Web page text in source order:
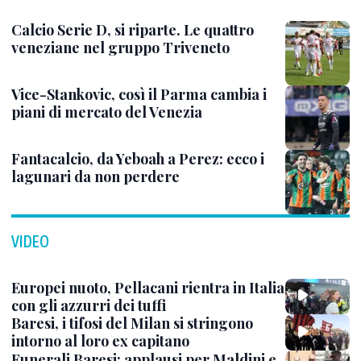
Calcio Serie D, si riparte. Le quattro
veneziane nel gruppo Triveneto
Vice-Stankovic, così il Parma cambia i
piani di mercato del Venezia
Fantacalcio, da Yeboah a Perez: ecco i
lagunari da non perdere
VIDEO
Europei nuoto, Pellacani rientra in Italia
con gli azzurri dei tuffi
Baresi, i tifosi del Milan si stringono
intorno al loro ex capitano